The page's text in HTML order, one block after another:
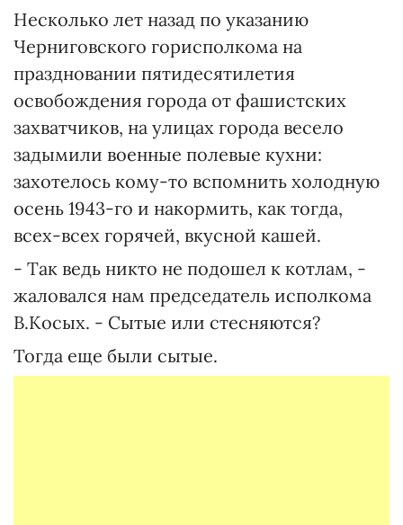
Несколько лет назад по указанию
Черниговского горисполкома на
праздновании пятидесятилетия
освобождения города от фашистских
захватчиков, на улицах города весело
задымили военные полевые кухни:
захотелось кому-то вспомнить холодную
осень 1943-го и накормить, как тогда,
всех-всех горячей, вкусной кашей.
- Так ведь никто не подошел к котлам, -
жаловался нам председатель исполкома
В.Косых. - Сытые или стесняются?
Тогда еще были сытые.